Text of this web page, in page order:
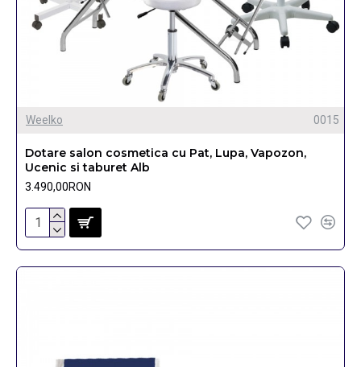
Weelko 0015
Dotare salon cosmetica cu Pat, Lupa, Vapozon,
Ucenic si taburet Alb
3.490,00RON